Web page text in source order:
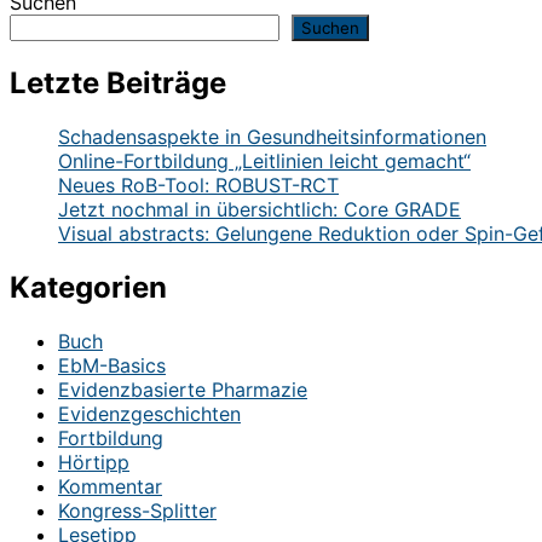
Suchen
Letzte Beiträge
Schadensaspekte in Gesundheitsinformationen
Online-Fortbildung „Leitlinien leicht gemacht“
Neues RoB-Tool: ROBUST-RCT
Jetzt nochmal in übersichtlich: Core GRADE
Visual abstracts: Gelungene Reduktion oder Spin-
Kategorien
Buch
EbM-Basics
Evidenzbasierte Pharmazie
Evidenzgeschichten
Fortbildung
Hörtipp
Kommentar
Kongress-Splitter
Lesetipp